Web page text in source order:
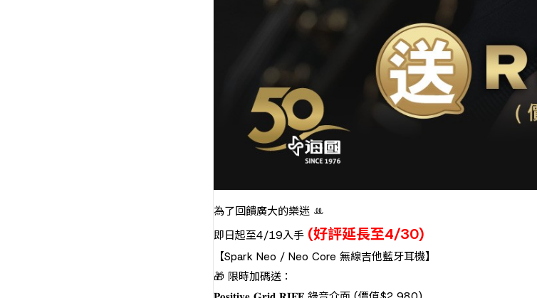
為了回饋廣大的樂迷 ꔛ
即日起至4/19入手 (好評延長至4/30)
【Spark Neo / Neo Core 無線吉他藍牙耳機】
🎁 限時加碼送：